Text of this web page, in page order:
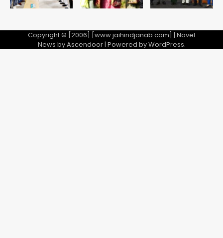
Copyright © [2006] [www.jaihindjanab.com] | Novel
News byAscendoor| Powered byWordPress.